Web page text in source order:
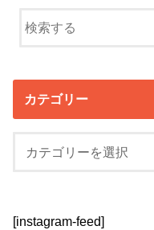
カテゴリー
[instagram-feed]